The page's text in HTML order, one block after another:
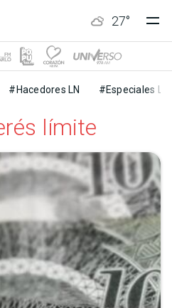
27°
#Hacedores LN #Especiales LN
límite